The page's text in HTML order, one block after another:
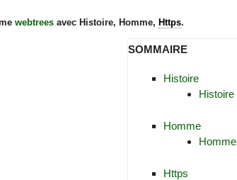
webtreesavec Histoire, Homme, Https.
SOMMAIRE
Histoire
Histoire
Homme
Homme
Https